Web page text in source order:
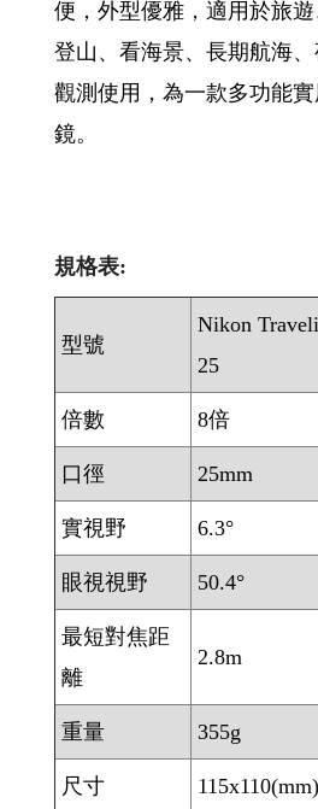
便，外型優雅，適用於旅遊
登山、看海景、長期航海
觀測使用，為一款多功能
鏡。
規格表:
型號
Nikon
25
倍數 8倍
口徑 25mm
實視野 6.3°
眼視視野 50.4°
最短對焦距
離
2.8m
重量 355g
尺寸 115x110(mm)